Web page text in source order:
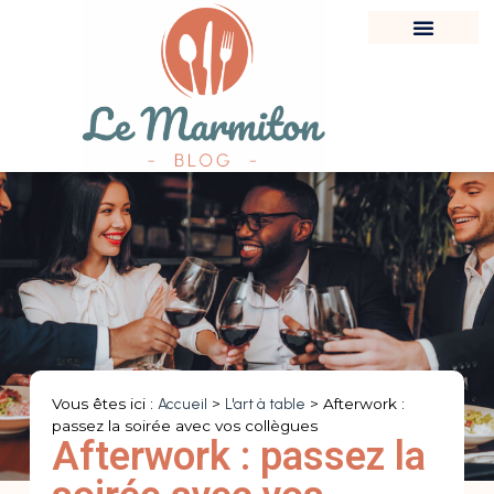
Vous êtes ici : Accueil > L'art à table > Afterwork :
passez la soirée avec vos collègues
Afterwork : passez la